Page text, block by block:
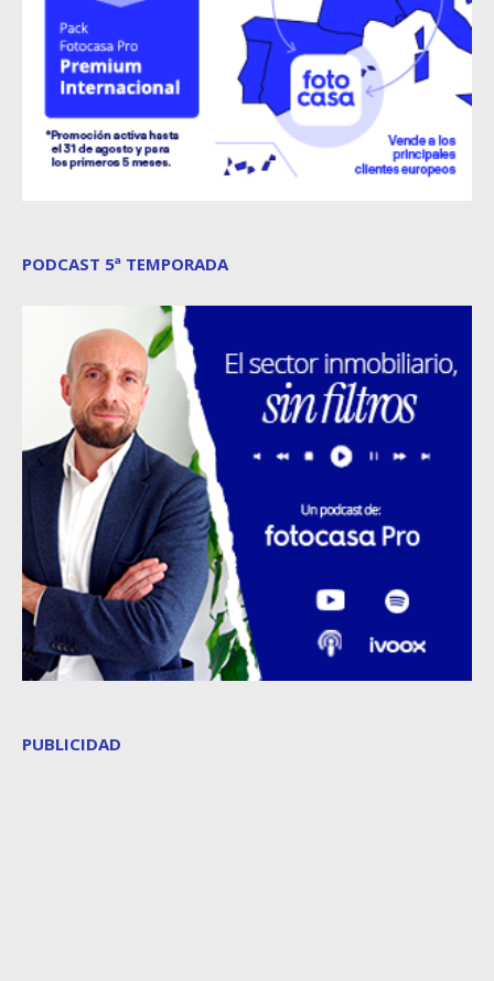
PODCAST 5ª TEMPORADA
PUBLICIDAD